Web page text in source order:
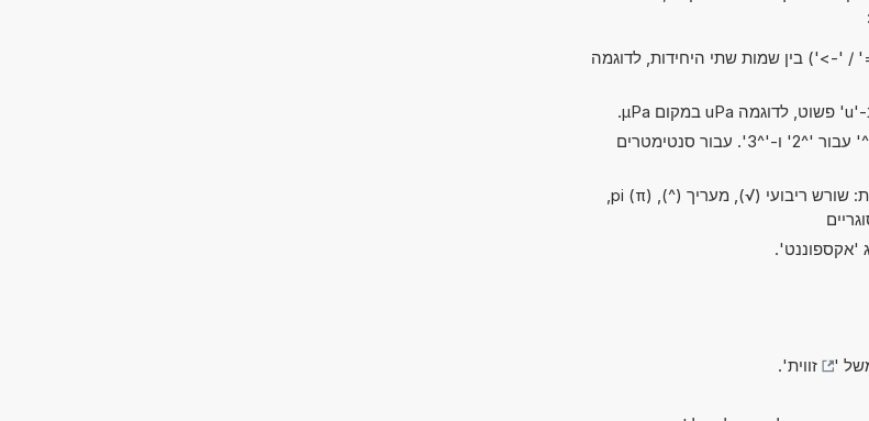
/ '->') בין שמות שתי היחידות, לדוגמה
בקיצורים של 'ריבוע' ו'קובי', ניתן להשמיט את התו '^' עבור '^2' ו-'^3'. עבור סנטימטרים
' זווית'.